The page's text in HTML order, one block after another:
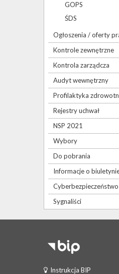
GOPS
ŚDS
Ogłoszenia / oferty
Kontrole zewnętrzne
Kontrola zarządcza
Audyt wewnętrzny
Profilaktyka
Rejestry uchwał
NSP 2021
Wybory
Do pobrania
Informacje o
Cyberbezpieczeństwo
Sygnaliści
Instrukcja BIP